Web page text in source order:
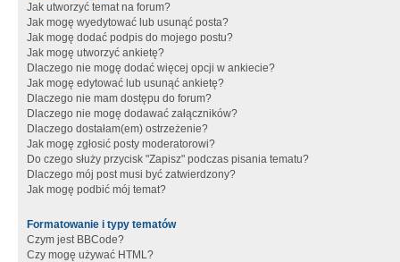
Jak utworzyć temat na forum?
Jak mogę wyedytować lub usunąć posta?
Jak mogę dodać podpis do mojego postu?
Jak mogę utworzyć ankietę?
Dlaczego nie mogę dodać więcej opcji w ankiecie?
Jak mogę edytować lub usunąć ankietę?
Dlaczego nie mam dostępu do forum?
Dlaczego nie mogę dodawać załączników?
Dlaczego dostałam(em) ostrzeżenie?
Jak mogę zgłosić posty moderatorowi?
Do czego służy przycisk "Zapisz" podczas pisania tematu?
Dlaczego mój post musi być zatwierdzony?
Jak mogę podbić mój temat?
Formatowanie i typy tematów
Czym jest BBCode?
Czy mogę używać HTML?